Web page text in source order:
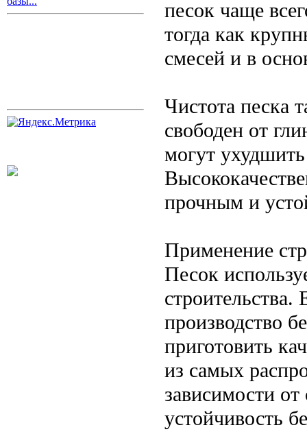
песок чаще
тогда как
смесей и в
Чистота песка
свободен от
могут
прочным и
Применение
Песок
производство
приготовить
из самых
зависимости
устойчивость